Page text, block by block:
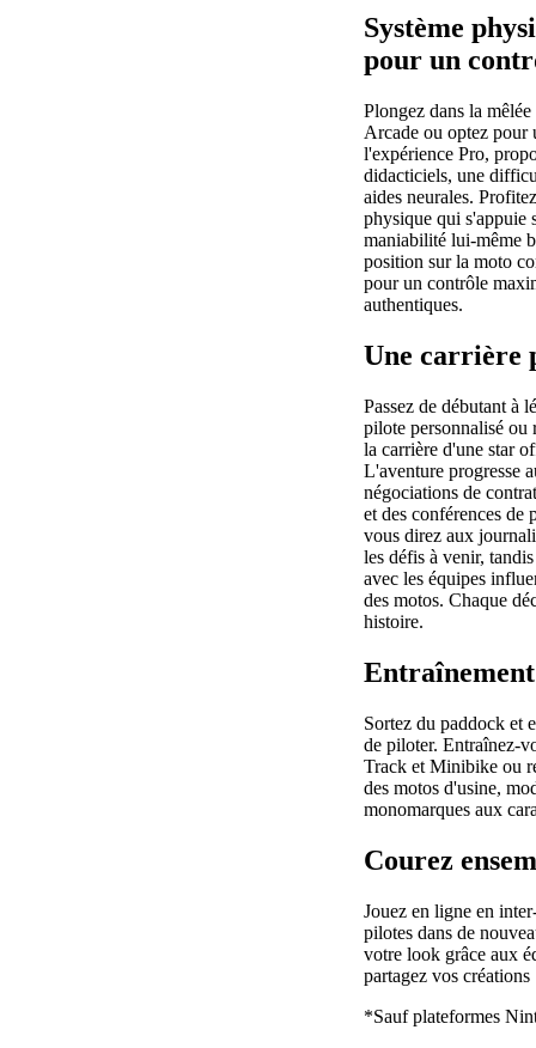
Système
pour un
Plongez dans la
Arcade ou optez pour
l'expérience Pro,
didacticiels, une
aides neurales.
physique qui s'appuie
maniabilité lui-même
position sur la moto
pour un contrôle
authentiques.
Une carrière
Passez de débutant à
pilote personnalisé ou
la carrière d'une star
L'aventure progresse
négociations de
et des conférences de
vous direz aux
les défis à venir,
avec les équipes
des motos. Chaque
histoire.
Sortez du paddock et
de piloter. Entraînez-
Track et Minibike ou
des motos d'usine,
monomarques aux
Courez
Jouez en ligne en
pilotes dans de
votre look grâce aux
partagez vos créations
*Sauf plateformes